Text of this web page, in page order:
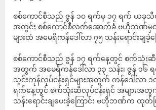
စစ်ကောင်စီသည် ဇွန် ၁၀ ရက်မှ ၁၇ ရက် ယခုသီ
အတွင်း စစ်ကောင်စီလက်အောက်ခံ ဗဟိုဘဏ်
များထံ အမေရိကန်ဒေါ်လာ ၇၅ သန်းရောင်းချ
စစ်ကောင်စီသည် ဇွန် ၁၇ ရက်နေ့တွင် စက်သုံးဆီလု
အတွက် အမေရိကန်ဒေါ်လာ ၃၃ သန်း၊ ဇွန် ၁၆
သွင်းကုန်လုပ်ငန်းရှင်များအတွက် ကန်ဒေါ်လာ ၁
ရက်နေ့တွင် စက်သုံးဆီလုပ်ငန်းရှင် အများအတွ
သန်းရောင်းချပေးခဲ့ကြောင်း ဗဟိုဘဏ်က ထုတ်